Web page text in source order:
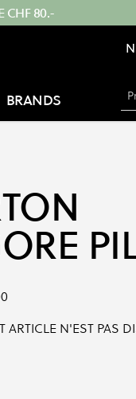
CHF 80.-
BRANDS
ARTICLE N'EST PAS